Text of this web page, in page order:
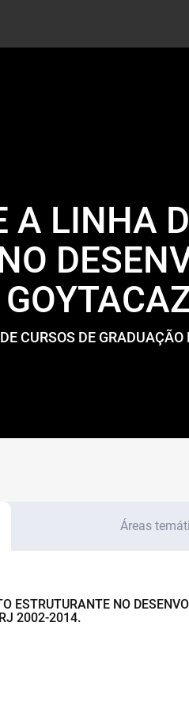
A LINHA
CURSOS DE
Áreas
ESTRUTURANTE NO
2002-2014.